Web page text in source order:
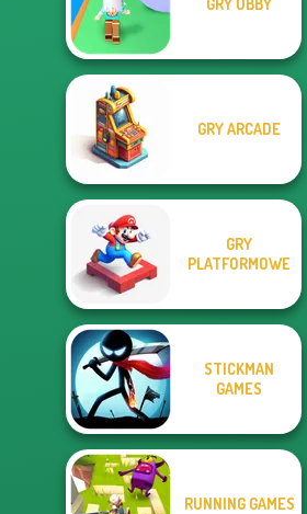
Moto Cabbie
Simulator
GRY OBBY
GRY ARCADE
GRY
PLATFORMOWE
STICKMAN
GAMES
RUNNING GAMES